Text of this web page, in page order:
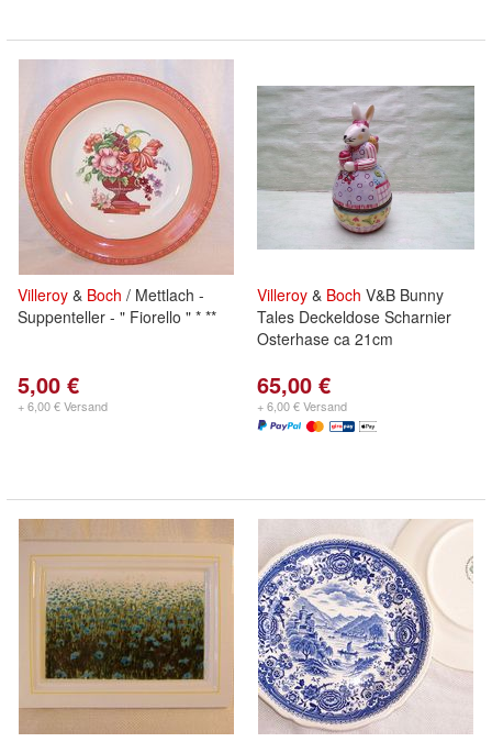
Villeroy & Boch / Mettlach -
Suppenteller - " Fiorello " * **
5,00 €
+ 6,00 € Versand
Villeroy & Boch V&B Bunny
Tales Deckeldose Scharnier
Osterhase ca 21cm
65,00 €
+ 6,00 € Versand